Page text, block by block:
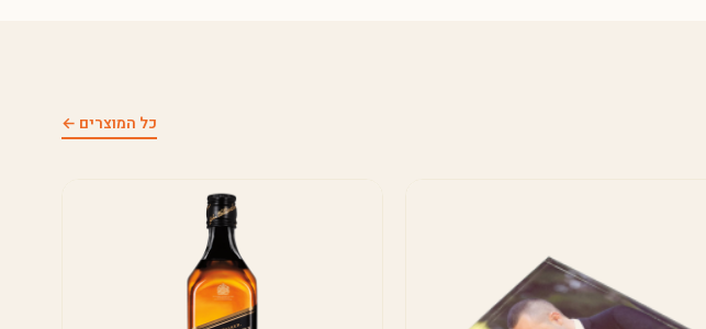
כל המוצרים ←